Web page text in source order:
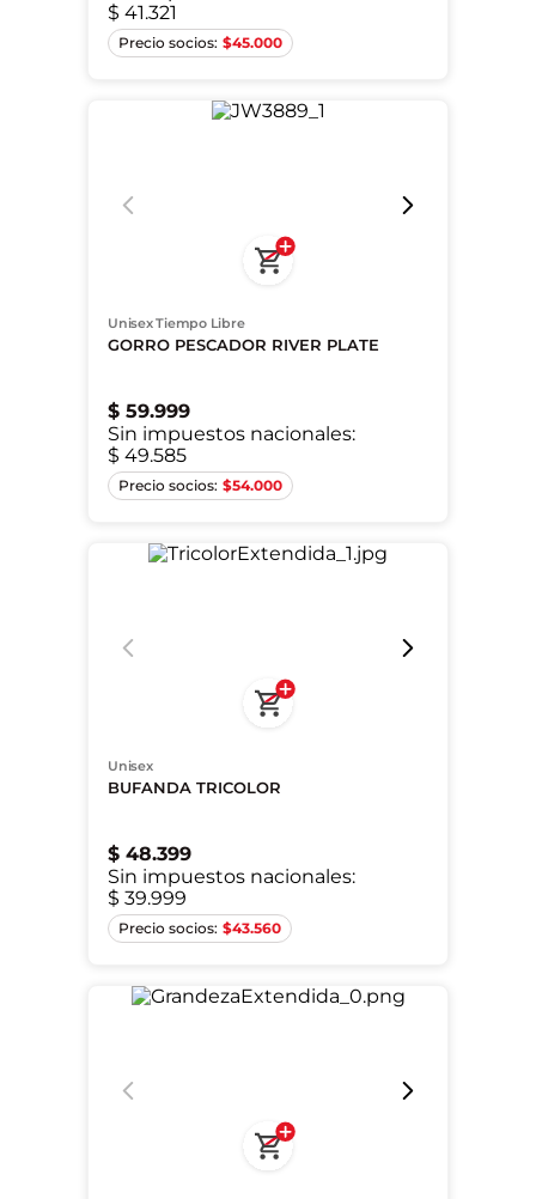
$ 41.321
$45.000
Unisex Tiempo Libre
GORRO PESCADOR RIVER PLATE
$ 59.999
Sin impuestos nacionales:
$ 49.585
$54.000
Unisex
BUFANDA TRICOLOR
$ 48.399
Sin impuestos nacionales:
$ 39.999
$43.560